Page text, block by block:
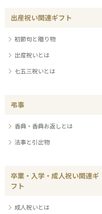
出産祝い関連ギフト
初節句と贈り物
出産祝いとは
七五三祝いとは
弔事
香典・香典お返しとは
法事と引出物
卒業・入学・成人祝い関連ギ
フト
成人祝いとは